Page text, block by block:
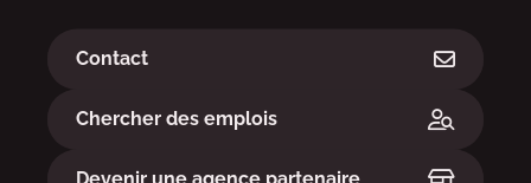
Contact
Chercher des emplois